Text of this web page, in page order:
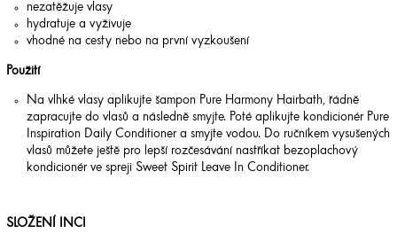
nezatěžuje vlasy
hydratuje a vyživuje
vhodné na cesty nebo na první vyzkoušení
Použití
Na vlhké vlasy aplikujte šampon Pure Harmony Hairbath, řádně
zapracujte do vlasů a následně smyjte. Poté aplikujte kondicionér Pure
Inspiration Daily Conditioner a smyjte vodou. Do ručníkem vysušených
vlasů můžete ještě pro lepší rozčesávání nastříkat bezoplachový
kondicionér ve spreji Sweet Spirit Leave In Conditioner.
SLOŽENÍ INCI